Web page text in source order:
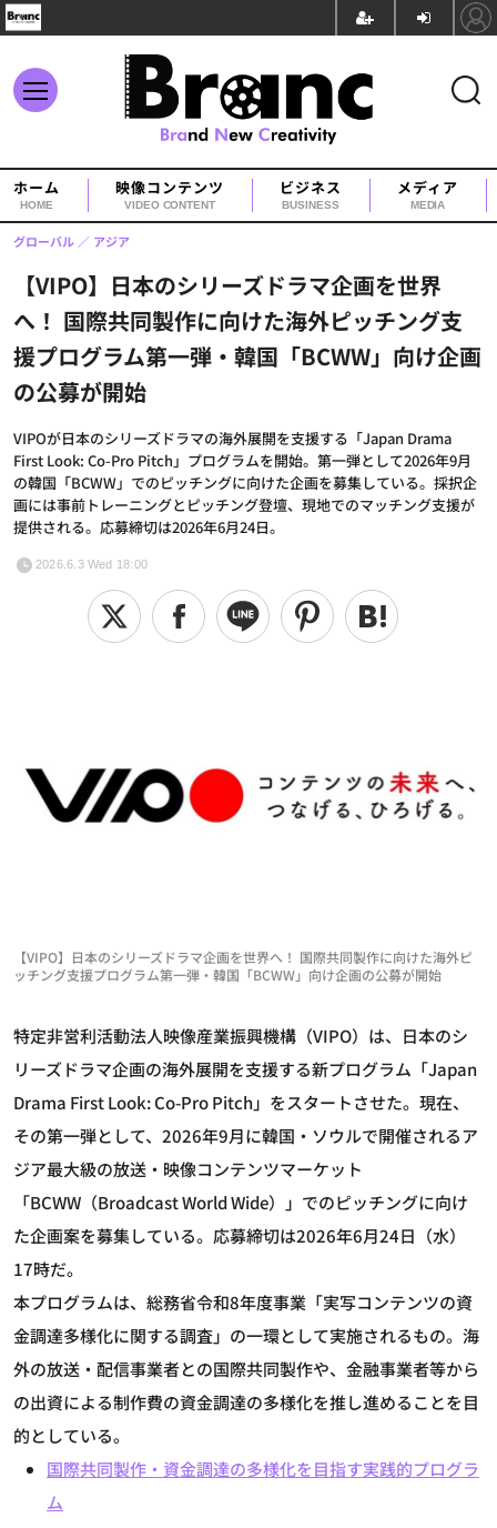
ホーム
HOME
映像コンテンツ
VIDEO CONTENT
ビジネス
BUSINESS
メディア
MEDIA
【VIPO】日本のシリーズドラマ企画を世界
へ！ 国際共同製作に向けた海外ピッチング支
援プログラム第一弾・韓国「BCWW」向け企画
の公募が開始
VIPOが日本のシリーズドラマの海外展開を支援する「Japan Drama
First Look: Co-Pro Pitch」プログラムを開始。第一弾として2026年9月
の韓国「BCWW」でのピッチングに向けた企画を募集している。採択企
画には事前トレーニングとピッチング登壇、現地でのマッチング支援が
提供される。応募締切は2026年6月24日。
グローバル アジア
2026.6.3 Wed 18:00
【VIPO】日本のシリーズドラマ企画を世界へ！ 国際共同製作に向けた海外ピ
ッチング支援プログラム第一弾・韓国「BCWW」向け企画の公募が開始
特定非営利活動法人映像産業振興機構（VIPO）は、日本のシ
リーズドラマ企画の海外展開を支援する新プログラム「Japan
Drama First Look: Co-Pro Pitch」をスタートさせた。現在、
その第一弾として、2026年9月に韓国・ソウルで開催されるア
ジア最大級の放送・映像コンテンツマーケット
「BCWW（Broadcast World Wide）」でのピッチングに向け
た企画案を募集している。応募締切は2026年6月24日（水）
17時だ。
本プログラムは、総務省令和8年度事業「実写コンテンツの資
金調達多様化に関する調査」の一環として実施されるもの。海
外の放送・配信事業者との国際共同製作や、金融事業者等から
の出資による制作費の資金調達の多様化を推し進めることを目
的としている。
国際共同製作・資金調達の多様化を目指す実践的プログラ
ム